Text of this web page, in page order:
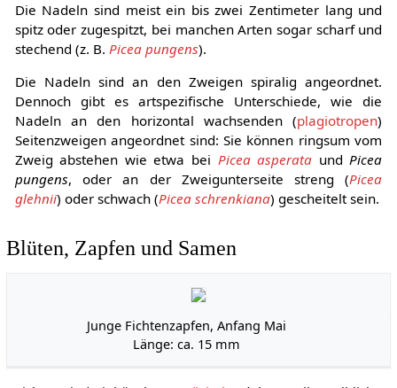
Die Nadeln sind meist ein bis zwei Zentimeter lang und
spitz oder zugespitzt, bei manchen Arten sogar scharf und
stechend (z. B. Picea pungens).
Die Nadeln sind an den Zweigen spiralig angeordnet.
Dennoch gibt es artspezifische Unterschiede, wie die
Nadeln an den horizontal wachsenden (plagiotropen)
Seitenzweigen angeordnet sind: Sie können ringsum vom
Zweig abstehen wie etwa bei Picea asperata undPicea
pungens, oder an der Zweigunterseite streng (Picea
glehnii) oder schwach (Picea schrenkiana) gescheitelt sein.
Blüten, Zapfen und Samen
Junge Fichtenzapfen, Anfang Mai
Länge: ca. 15 mm